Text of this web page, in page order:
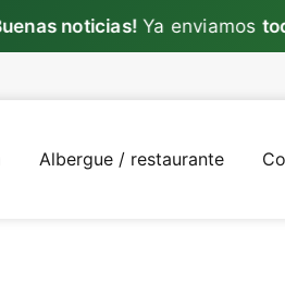
Ya enviamostodos los
Albergue / restaurante